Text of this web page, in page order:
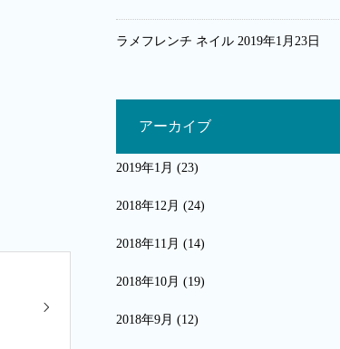
ラメフレンチ ネイル 2019年1月23日
アーカイブ
2019年1月 (23)
2018年12月 (24)
2018年11月 (14)
2018年10月 (19)
2018年9月 (12)